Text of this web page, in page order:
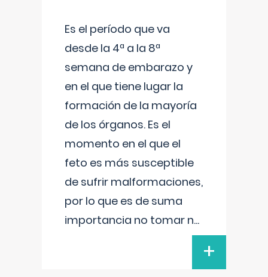
Es el período que va
desde la 4ª a la 8ª
semana de embarazo y
en el que tiene lugar la
formación de la mayoría
de los órganos. Es el
momento en el que el
feto es más susceptible
de sufrir malformaciones,
por lo que es de suma
importancia no tomar n...
+